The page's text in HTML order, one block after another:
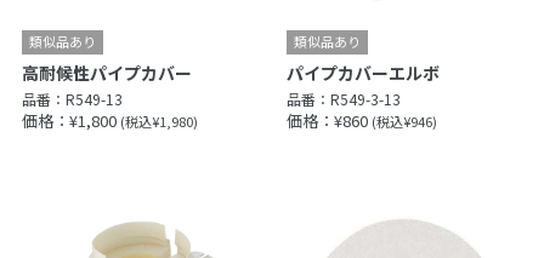
高耐候性パイプカバー
品番： R549-13
価格：¥1,800 (税込¥1,980)
パイプカバーエルボ
品番：R549-3-13
価格：¥860 (税込¥946)